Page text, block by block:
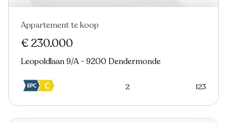
In optie
Appartement te koop
€ 230.000
Leopoldlaan 9/A - 9200 Dendermonde
2 123